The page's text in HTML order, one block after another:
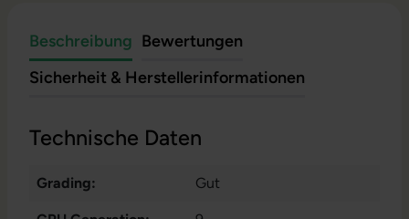
Beschreibung Bewertungen
Sicherheit & Herstellerinformationen
Technische Daten
Grading: Gut